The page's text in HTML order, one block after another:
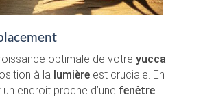
optimale de votre yucca
à la lumièreest cruciale. En
endroit proche d’une fenêtre